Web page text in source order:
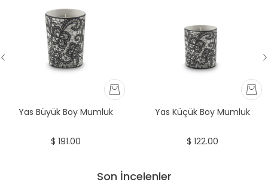
Yas Büyük Boy Mumluk
$ 191.00
Yas Küçük Boy Mumluk
$ 122.00
Son İncelenler